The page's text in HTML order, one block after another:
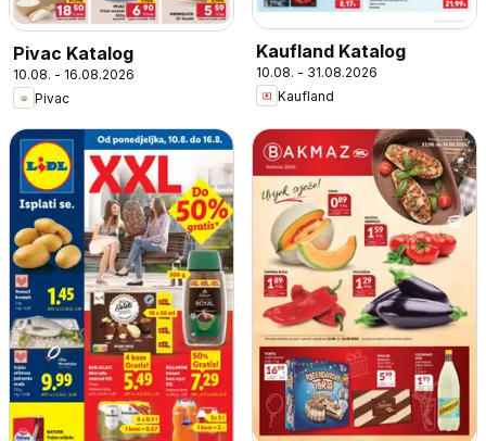
Pivac Katalog
10.08. - 16.08.2026
Pivac
Kaufland Katalog
10.08. - 31.08.2026
Kaufland